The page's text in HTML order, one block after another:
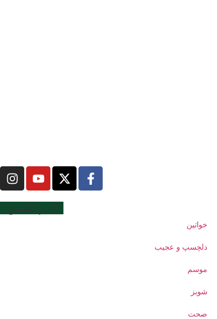
اہم لنکس
خواتین
دلچسپ و عجیب
موسم
شوبز
صحت